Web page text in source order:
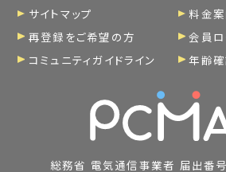
サイトマップ
料金
再登録をご希望の方
会員
コミュニティガイドライン
年齢
総務省 電気通信事業者 届出番